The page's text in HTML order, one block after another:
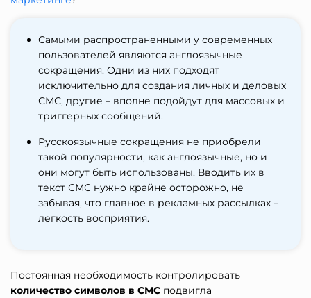
Самыми распространенными у современных
пользователей являются англоязычные
сокращения. Одни из них подходят
исключительно для создания личных и деловых
СМС, другие – вполне подойдут для массовых и
триггерных сообщений.
Русскоязычные сокращения не приобрели
такой популярности, как англоязычные, но и
они могут быть использованы. Вводить их в
текст СМС нужно крайне осторожно, не
забывая, что главное в рекламных рассылках –
легкость восприятия.
Постоянная необходимость контролировать
количество символов в СМС подвигла